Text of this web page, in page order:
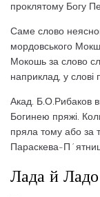
проклятому Богу
Саме слово
мордовського
Мокошь за слово
наприклад, у слові
Акад. Б.О.Рибаков
Богинею пряжі.
пряла тому або за
Параскева-
Лада й Ладо